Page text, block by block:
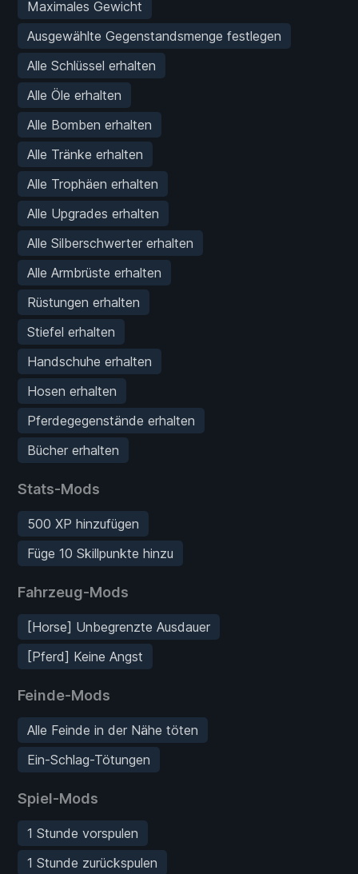
Maximales Gewicht
Ausgewählte Gegenstandsmenge festlegen
Alle Schlüssel erhalten
Alle Öle erhalten
Alle Bomben erhalten
Alle Tränke erhalten
Alle Trophäen erhalten
Alle Upgrades erhalten
Alle Silberschwerter erhalten
Alle Armbrüste erhalten
Rüstungen erhalten
Stiefel erhalten
Handschuhe erhalten
Hosen erhalten
Pferdegegenstände erhalten
Bücher erhalten
Stats-Mods
500 XP hinzufügen
Füge 10 Skillpunkte hinzu
Fahrzeug-Mods
[Horse] Unbegrenzte Ausdauer
[Pferd] Keine Angst
Feinde-Mods
Alle Feinde in der Nähe töten
Ein-Schlag-Tötungen
Spiel-Mods
1 Stunde vorspulen
1 Stunde zurückspulen